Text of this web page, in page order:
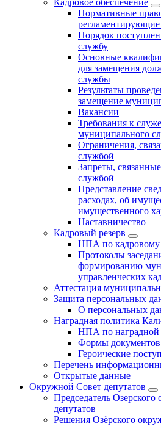
Кадровое обеспечение
Нормативные
Порядок
службу
Основные
для замещения
службы
Результаты
замещение
Вакансии
Требования к
муниципального
Ограничения,
службой
Запреты,
службой
Представление
расходах, об
имущественного
Наставничество
Кадровый резерв
НПА по кадровому
Протоколы
формированию
управленческих
Аттестация
Защита персональных
О персональных
Наградная политика
НПА по наградной
Формы документов
Героические
Перечень
Открытые данные
Окружной Совет депутатов
Председатель Озерского
депутатов
Решения Озёрского